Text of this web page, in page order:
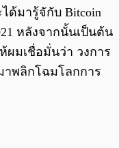
ด้มารู้จักับ Bitcoin
หลังจากนั้นเป็นต้น
ผมเชื่อมั่นว่า วงการ
พลิกโฉมโลกการ